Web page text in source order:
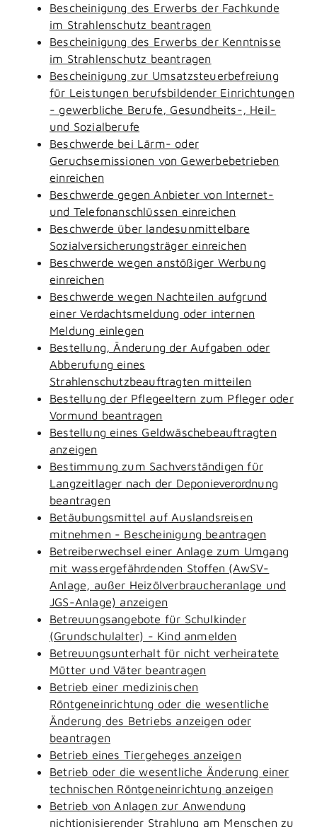
Bescheinigung des Erwerbs der Fachkunde
im Strahlenschutz beantragen
Bescheinigung des Erwerbs der Kenntnisse
im Strahlenschutz beantragen
Bescheinigung zur Umsatzsteuerbefreiung
für Leistungen berufsbildender Einrichtungen
- gewerbliche Berufe, Gesundheits-, Heil-
und Sozialberufe
Beschwerde bei Lärm- oder
Geruchsemissionen von Gewerbebetrieben
einreichen
Beschwerde gegen Anbieter von Internet-
und Telefonanschlüssen einreichen
Beschwerde über landesunmittelbare
Sozialversicherungsträger einreichen
Beschwerde wegen anstößiger Werbung
einreichen
Beschwerde wegen Nachteilen aufgrund
einer Verdachtsmeldung oder internen
Meldung einlegen
Bestellung, Änderung der Aufgaben oder
Abberufung eines
Strahlenschutzbeauftragten mitteilen
Bestellung der Pflegeeltern zum Pfleger oder
Vormund beantragen
Bestellung eines Geldwäschebeauftragten
anzeigen
Bestimmung zum Sachverständigen für
Langzeitlager nach der Deponieverordnung
beantragen
Betäubungsmittel auf Auslandsreisen
mitnehmen - Bescheinigung beantragen
Betreiberwechsel einer Anlage zum Umgang
mit wassergefährdenden Stoffen (AwSV-
Anlage, außer Heizölverbraucheranlage und
JGS-Anlage) anzeigen
Betreuungsangebote für Schulkinder
(Grundschulalter) - Kind anmelden
Betreuungsunterhalt für nicht verheiratete
Mütter und Väter beantragen
Betrieb einer medizinischen
Röntgeneinrichtung oder die wesentliche
Änderung des Betriebs anzeigen oder
beantragen
Betrieb eines Tiergeheges anzeigen
Betrieb oder die wesentliche Änderung einer
technischen Röntgeneinrichtung anzeigen
Betrieb von Anlagen zur Anwendung
nichtionisierender Strahlung am Menschen zu